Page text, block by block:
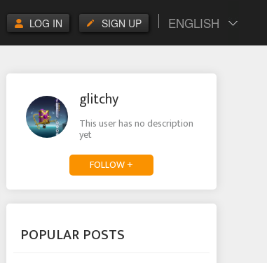
ENGLISH
SIGN UP
LOG IN
glitchy
This user has no description
yet
FOLLOW +
POPULAR POSTS